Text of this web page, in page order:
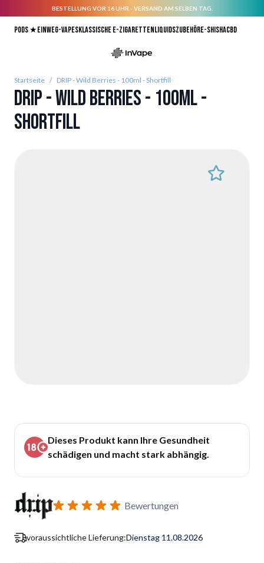
BESTELLUNG VOR 16 UHR - VERSAND AM SELBEN TAG.
Pods ★Einweg-VapesKlassische E-ZigarettenLiquidsZubehörE-ShishaCBD
Startseite / DRIP - Wild Berries - 100ml - Shortfill
DRIP - Wild Berries - 100ml -
Shortfill
Dieses Produkt kann Ihre Gesundheit
schädigen und macht stark abhängig.
Bewertungen
voraussichtliche Lieferung:Dienstag 11.08.2026